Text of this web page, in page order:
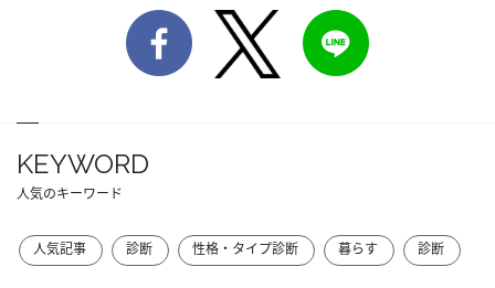
KEYWORD
人気のキーワード
人気記事 診断 性格・タイプ診断 暮らす 診断